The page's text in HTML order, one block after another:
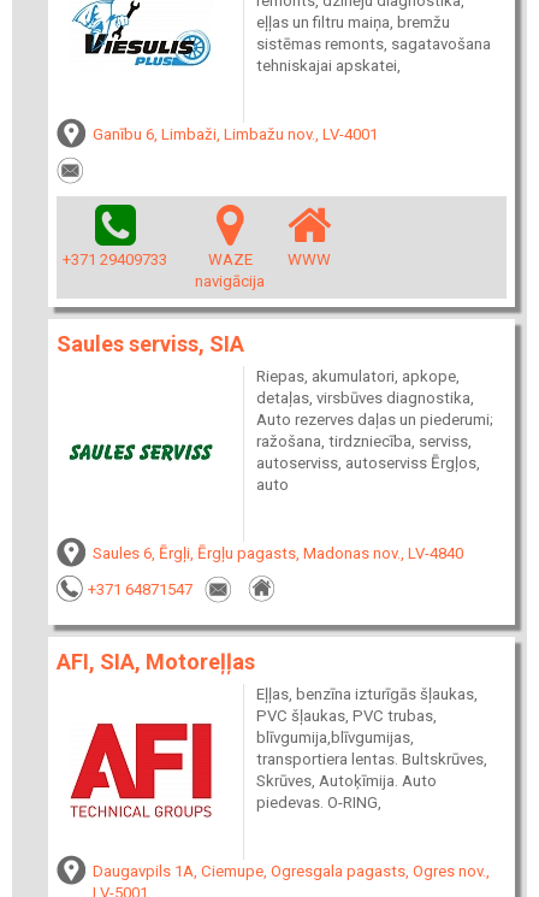
eļļas un filtru maiņa, bremžu
sistēmas remonts, sagatavošana
tehniskajai apskatei,
Ganību 6, Limbaži, Limbažu nov., LV-4001
+371 29409733
WAZE
navigācija
WWW
Saules serviss, SIA
Riepas, akumulatori, apkope,
detaļas, virsbūves diagnostika,
Auto rezerves daļas un piederumi;
ražošana, tirdzniecība, serviss,
autoserviss, autoserviss Ērgļos,
auto
Saules 6, Ērgļi, Ērgļu pagasts, Madonas nov., LV-4840
+371 64871547
AFI, SIA, Motoreļļas
Eļļas, benzīna izturīgās šļaukas,
PVC šļaukas, PVC trubas,
blīvgumija,blīvgumijas,
transportiera lentas. Bultskrūves,
Skrūves, Autoķīmija. Auto
piedevas. O-RING,
Daugavpils 1A, Ciemupe, Ogresgala pagasts, Ogres nov.,
LV-5001